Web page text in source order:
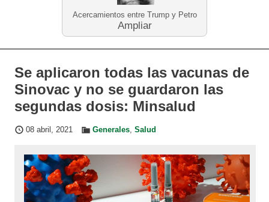
Acercamientos entre Trump y Petro
Ampliar
Se aplicaron todas las vacunas de
Sinovac y no se guardaron las
segundas dosis: Minsalud
08 abril, 2021 Generales, Salud